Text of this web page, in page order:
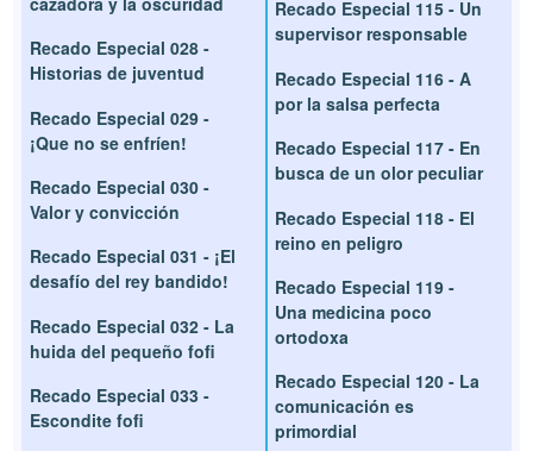
Recado Especial 028 -
Historias de juventud
Recado Especial 029 -
¡Que no se enfríen!
Recado Especial 030 -
Valor y convicción
Recado Especial 031 - ¡El
desafío del rey bandido!
Recado Especial 032 - La
huida del pequeño fofi
Recado Especial 033 -
Escondite fofi
Recado Especial 115 - Un
supervisor responsable
Recado Especial 116 - A
por la salsa perfecta
Recado Especial 117 - En
busca de un olor peculiar
Recado Especial 118 - El
reino en peligro
Recado Especial 119 -
Una medicina poco
ortodoxa
Recado Especial 120 - La
comunicación es
primordial